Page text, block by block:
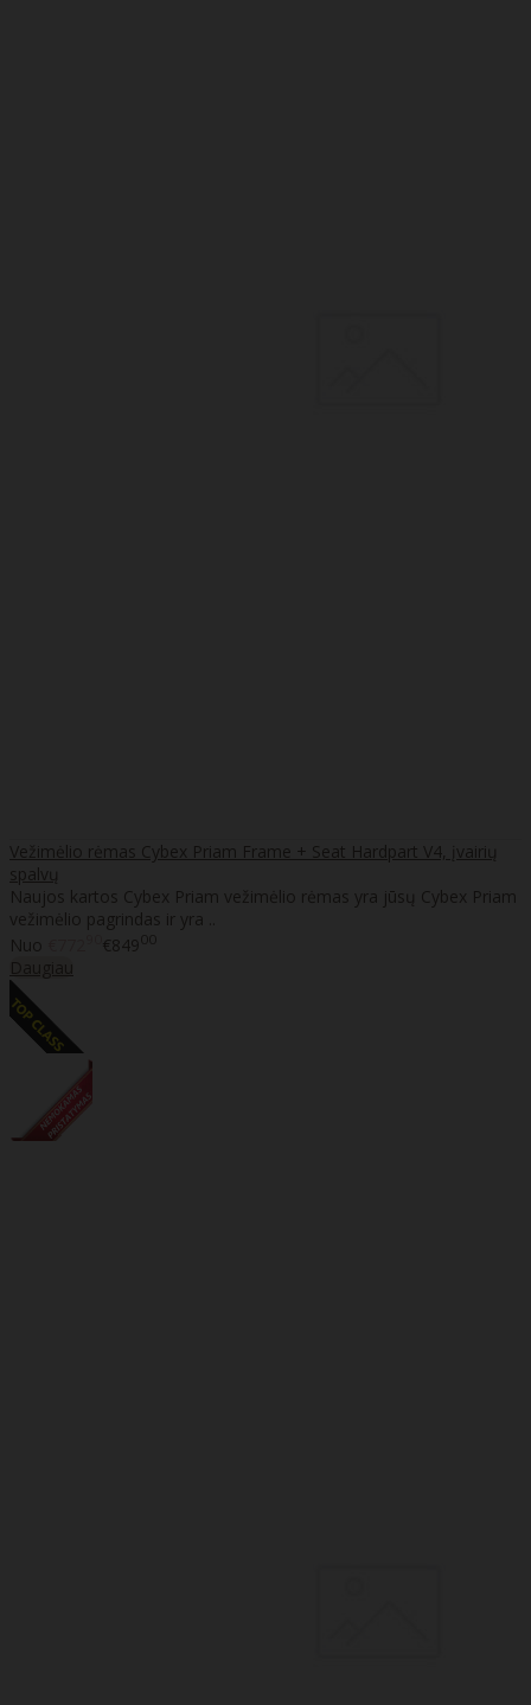
Vežimėlio rėmas Cybex Priam Frame + Seat Hardpart V4, įvairių
spalvų
Naujos kartos Cybex Priam vežimėlio rėmas yra jūsų Cybex Priam
vežimėlio pagrindas ir yra ..
Nuo
€84900
Daugiau